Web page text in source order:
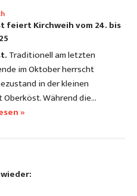
feiert Kirchweih vom 24. bis
Traditionell am letzten
im Oktober herrscht
in der kleinen
Während die…
»